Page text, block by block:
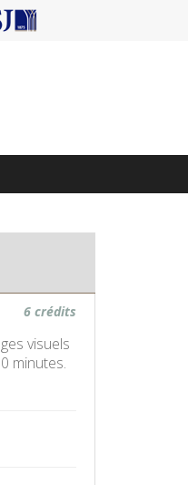
6 crédits
visuels
minutes.